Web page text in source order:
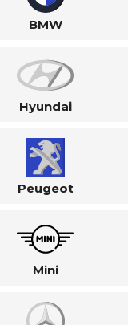
BMW
Hyundai
Peugeot
Mini